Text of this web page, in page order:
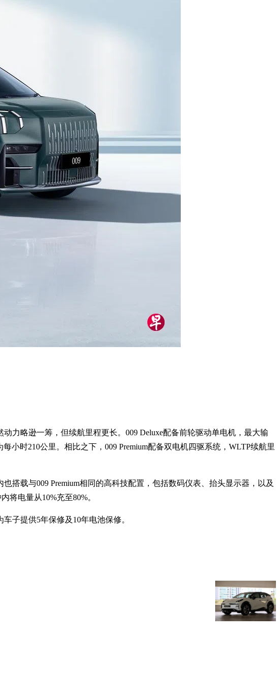
力略逊一筹，但续航里程更长。009 Deluxe配备前轮驱动单电机，最大输
小时210公里。相比之下，009 Premium配备双电机四驱系统，WLTP续航里
搭载与009 Premium相同的高科技配置，包括数码仪表、抬头显示器，以及
将电量从10%充至80%。
子提供5年保修及10年电池保修。